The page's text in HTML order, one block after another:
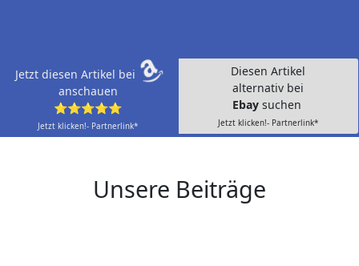
Jetzt diesen Artikel bei
anschauen
⭐⭐⭐⭐⭐
Jetzt klicken!- Partnerlink*
Diesen Artikel
alternativ bei
Ebay suchen
Jetzt klicken!- Partnerlink*
Unsere Beiträge